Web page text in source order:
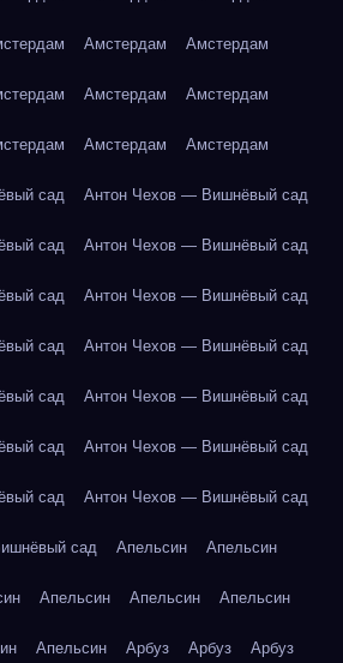
Амстердам Амстердам
Амстердам Амстердам
Амстердам Амстердам
сад Антон Чехов — Вишнёвый сад
сад Антон Чехов — Вишнёвый сад
сад Антон Чехов — Вишнёвый сад
сад Антон Чехов — Вишнёвый сад
сад Антон Чехов — Вишнёвый сад
сад Антон Чехов — Вишнёвый сад
сад Антон Чехов — Вишнёвый сад
сад Апельсин Апельсин
Апельсин Апельсин Апельсин
Апельсин Арбуз Арбуз Арбуз